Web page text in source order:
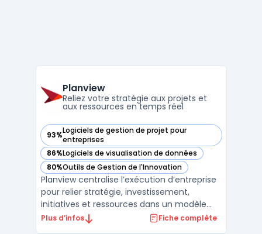
Planview
Reliez votre stratégie aux projets et
aux ressources en temps réel
93%Logiciels de gestion de projet pour
entreprises
— voir Planview dans cette catégorie
86%Logiciels de visualisation de données
— voir Planview dans cette catégorie
80%Outils de Gestion de l'Innovation
— voir Planview dans cette catégorie
Planview centralise l’exécution d’entreprise
pour relier stratégie, investissement,
initiatives et ressources dans un modèle
unifié. La plateforme cible la gestion de
Plus d’infos Fiche complète